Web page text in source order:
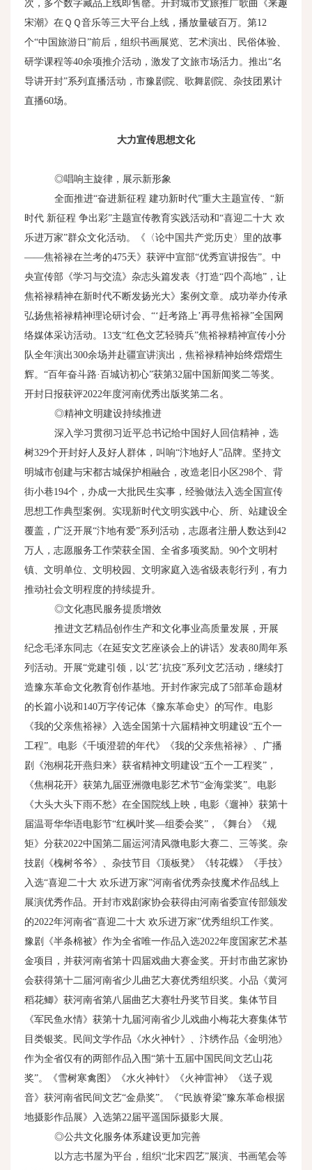
次，多个数字藏品上线即售罄。开封城市文旅推广歌曲《来趣
宋潮》在ＱＱ音乐等三大平台上线，播放量破百万。第12
个“中国旅游日”前后，组织书画展览、艺术演出、民俗体验、
研学课程等40余项推介活动，激发了文旅市场活力。推出“名
导讲开封”系列直播活动，市豫剧院、歌舞剧院、杂技团累计
直播60场。
大力宣传思想文化
◎唱响主旋律，展示新形象
全面推进“奋进新征程 建功新时代”重大主题宣传、“新
时代 新征程 争出彩”主题宣传教育实践活动和“喜迎二十大 欢
乐进万家”群众文化活动。《〈论中国共产党历史〉里的故事
——焦裕禄在兰考的475天》获评中宣部“优秀宣讲报告”。中
央宣传部《学习与交流》杂志头篇发表《打造“四个高地”，让
焦裕禄精神在新时代不断发扬光大》案例文章。成功举办传承
弘扬焦裕禄精神理论研讨会、“‘赶考路上’再寻焦裕禄”全国网
络媒体采访活动。 13支“红色文艺轻骑兵”焦裕禄精神宣传小分
队全年演出300余场并赴疆宣讲演出，焦裕禄精神始终熠熠生
辉。“百年奋斗路·百城访初心”获第32届中国新闻奖二等奖。
开封日报获评2022年度河南优秀出版奖第二名。
◎精神文明建设持续推进
深入学习贯彻习近平总书记给中国好人回信精神，选
树329个开封好人及好人群体，叫响“汴地好人”品牌。坚持文
明城市创建与宋都古城保护相融合，改造老旧小区298个、背
街小巷194个，办成一大批民生实事，经验做法入选全国宣传
思想工作典型案例。实现新时代文明实践中心、所、站建设全
覆盖，广泛开展“汴地有爱”系列活动，志愿者注册人数达到 42
万人，志愿服务工作荣获全国、全省多项奖励。 90个文明村
镇、文明单位、文明校园、文明家庭入选省级表彰行列，有力
推动社会文明程度的持续提升。
◎文化惠民服务提质增效
推进文艺精品创作生产和文化事业高质量发展，开展
纪念毛泽东同志《在延安文艺座谈会上的讲话》发表80周年系
列活动。开展“党建引领，以‘艺’抗疫”系列文艺活动，继续打
造豫东革命文化教育创作基地。开封作家完成了5部革命题材
的长篇小说和 140万字传记体《豫东革命史》的写作。电影
《我的父亲焦裕禄》入选全国第十六届精神文明建设“五个一
工程”。电影《千顷澄碧的年代》《我的父亲焦裕禄》、广播
剧《泡桐花开燕归来》获省精神文明建设“五个一工程奖”，
《焦桐花开》获第九届亚洲微电影艺术节“金海棠奖”。电影
《大头大头下雨不愁》在全国院线上映，电影《遛神》获第十
届温哥华华语电影节“红枫叶奖—组委会奖”，《舞台》《规
矩》分获2022中国第二届运河清风微电影大赛二、三等奖。杂
技剧《槐树爷爷》、杂技节目《顶板凳》《转花蝶》《手技》
入选“喜迎二十大 欢乐进万家”河南省优秀杂技魔术作品线上
展演优秀作品。开封市戏剧家协会获得由河南省委宣传部颁发
的2022年河南省“喜迎二十大 欢乐进万家”优秀组织工作奖。
豫剧《半条棉被》作为全省唯一作品入选2022年度国家艺术基
金项目，并获河南省第十四届戏曲大赛金奖。开封市曲艺家协
会获得第十二届河南省少儿曲艺大赛优秀组织奖。小品《黄河
稻花鲫》获河南省第八届曲艺大赛牡丹奖节目奖。集体节目
《军民鱼水情》获第十九届河南省少儿戏曲小梅花大赛集体节
目类银奖。民间文学作品《水火神针》、汴绣作品《金明池》
作为全省仅有的两部作品入围“第十五届中国民间文艺山花
奖”。《雪树寒禽图》《水火神针》《火神雷神》《送子观
音》获河南省民间文艺“金鼎奖”。《“民族脊梁”豫东革命根据
地摄影作品展》入选第22届平遥国际摄影大展。
◎公共文化服务体系建设更加完善
以方志书屋为平台，组织“北宋四艺”展演、书画笔会等